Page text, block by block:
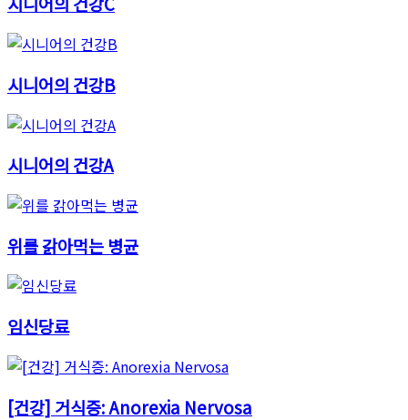
시니어의 건강B
시니어의 건강A
위를 갉아먹는 병균
임신당료
[건강] 거식증: Anorexia Nervosa